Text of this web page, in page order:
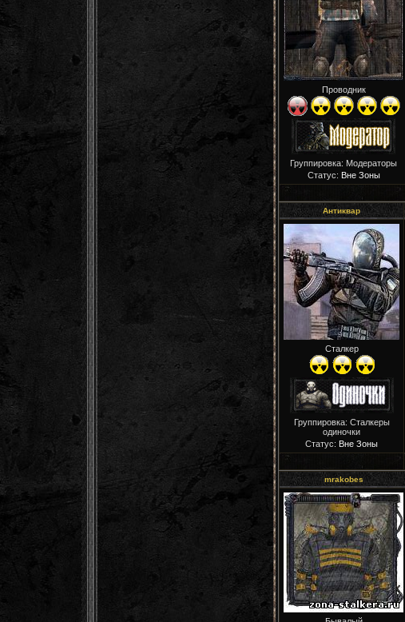
Проводник
Группировка: Модераторы
Статус: Вне Зоны
Антиквар
Сталкер
Группировка: Сталкеры
одиночки
Статус: Вне Зоны
mrakobes